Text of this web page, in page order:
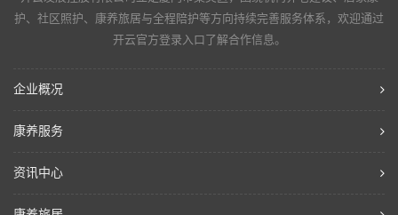
护、社区照护、康养旅居与全程陪护等方向持续完善服务体系，欢迎通过
开云官方登录入口了解合作信息。
企业概况
康养服务
资讯中心